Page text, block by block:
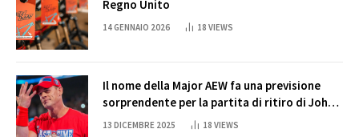
Regno Unito
14 GENNAIO 2026 18 VIEWS
Il nome della Major AEW fa una previsione
sorprendente per la partita di ritiro di John
Cena
13 DICEMBRE 2025 18 VIEWS